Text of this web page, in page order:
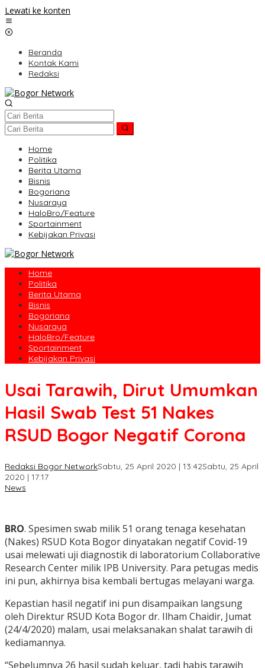
Lewati ke konten
Beranda
Kontak Kami
Redaksi
Home
Politika
Berita Utama
Bisnis
Bogoriana
Nusaraya
HaloBro/Feature
Sportainment
Kebijakan Privasi
Home
Politika
Berita Utama
Bisnis
Bogoriana
Nusaraya
HaloBro/Feature
Sportainment
Kebijakan Privasi
Usai Tarawih, Dirut Umumkan
Hasil Swab Test 51 Nakes
RSUD Bogor Negatif Corona
Redaksi Bogor NetworkSabtu, 25 April 2020 | 13:42Sabtu, 25 April
2020 | 17:17
News
BRO. Spesimen swab milik 51 orang tenaga kesehatan
(Nakes) RSUD Kota Bogor dinyatakan negatif Covid-19
usai melewati uji diagnostik di laboratorium Collaborative
Research Center milik IPB University. Para petugas medis
ini pun, akhirnya bisa kembali bertugas melayani warga.
Kepastian hasil negatif ini pun disampaikan langsung
oleh Direktur RSUD Kota Bogor dr. Ilham Chaidir, Jumat
(24/4/2020) malam, usai melaksanakan shalat tarawih di
kediamannya.
“Sebelumnya 26 hasil sudah keluar, tadi habis tarawih